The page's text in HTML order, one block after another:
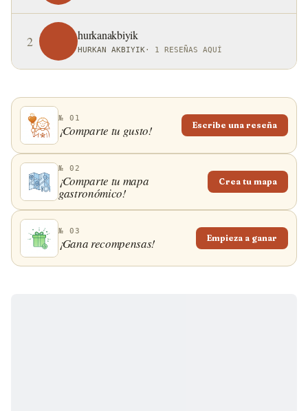
2 hurkanakbiyik
HURKAN AKBIYIK · 1 RESEÑAS AQUÍ
№ 01
¡Comparte tu gusto! Escribe una reseña
№ 02
¡Comparte tu mapa
gastronómico!
Crea tu mapa
№ 03
¡Gana recompensas! Empieza a ganar